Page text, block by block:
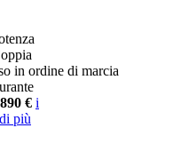
in ordine di marcia
€ i
più